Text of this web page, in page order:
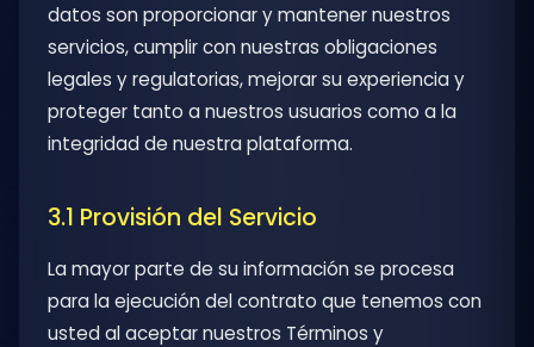
datos son proporcionar y mantener nuestros
servicios, cumplir con nuestras obligaciones
legales y regulatorias, mejorar su experiencia y
proteger tanto a nuestros usuarios como a la
integridad de nuestra plataforma.
3.1 Provisión del Servicio
La mayor parte de su información se procesa
para la ejecución del contrato que tenemos con
usted al aceptar nuestros Términos y